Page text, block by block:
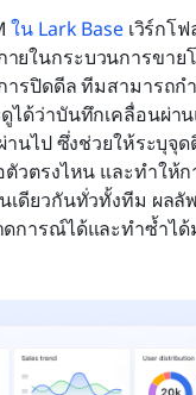
ใน Lark Base เวิร์กโ
ยในกระบวนการขาย
ารปิดดีล ทีมสามารถ
ได้ว่าบันทึกเคลื่อนผ่า
านไป ซึ่งช่วยให้ระบุจุ
ตัวตรงไหน และทำให้
เดียวกันทั่วทั้งทีม ผล
การณ์ได้และทำซ้ำไ